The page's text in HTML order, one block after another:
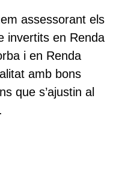
assessorant els
invertits en Renda
i en Renda
amb bons
que s’ajustin al